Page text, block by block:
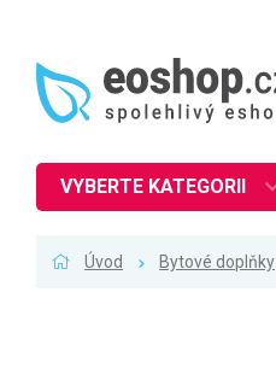
VYBERTE KATEGORII
Úvod Bytové doplňky